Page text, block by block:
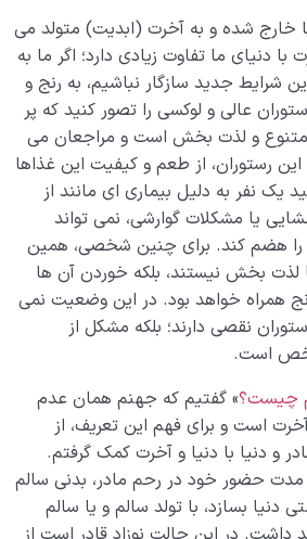
خارج شده و به آخرت (ابدیت) متولد می
دنیای ما تفاوت زیادی دارد؛ اگر ما به
شرایط جدید سازگار نباشیم، به رنج و
عالی و لوکسی را تصور کنید که پر
و لذت بخش است و مراجعان می
رستوران، از طعم و کیفیت این غذاها
یک نفر به دلیل بیماری ای مانند از
یا مشکلات گوارشی، نمی تواند
را هضم کند. برای چنین شخصی، همین
لذت بخش نیستند، بلکه خوردن آن ها
رنج همراه خواهد بود. در این وضعیت نمی
نقصی دارند؛ بلکه مشکل از
است.
چیست؟» گفتیم که جهنم همان عدم
است و برای فهم این تعریف، از
و دنیا با دنیا و آخرت کمک گرفتم.
حضور خود در رحم مادر، بدنی سالم
دنیا بسازد، با تولد سالم و یا سالم